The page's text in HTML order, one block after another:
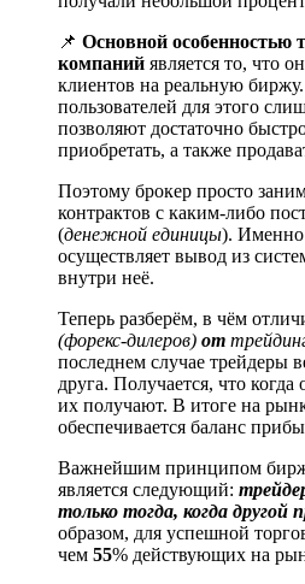
📌 Основной особенностью
компаний является то, что
клиентов на реальную
пользователей для этого
позволяют достаточно
приобретать, а также
Поэтому брокер просто
контрактов с каким-либо
(денежной единицы).
осуществляет вывод из
внутри неё.
Теперь разберём, в чём
(форекс-дилеров) от
последнем случае трейдеры
друга. Получается, что
их получают. В итоге на
обеспечивается баланс
Важнейшим принципом
является следующий:
только тогда, когда другой
образом, для успешной
чем 55% действующих на